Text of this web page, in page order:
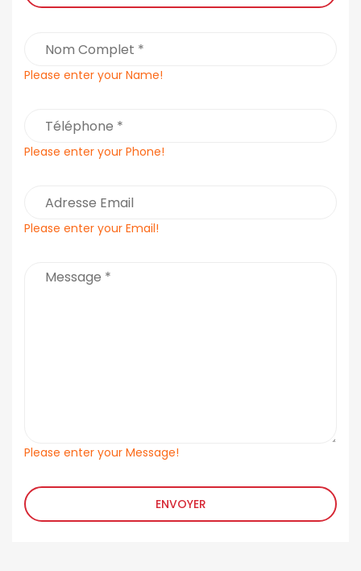
Please enter your Name!
Please enter your Phone!
Please enter your Email!
Please enter your Message!
ENVOYER